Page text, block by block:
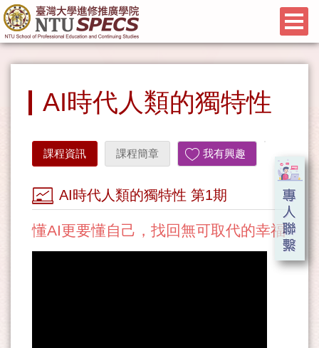
AI時代人類的獨特性
課程資訊 課程簡章 我有興趣
AI時代人類的獨特性 第1期
懂AI更要懂自己，找回無可取代的幸福